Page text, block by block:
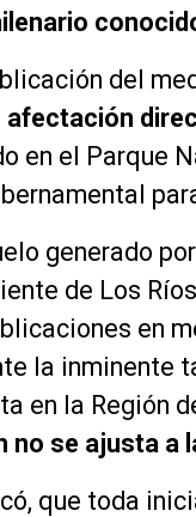
del
en el Parque
generado
de Los
en
la inminente
en la Región
no se ajusta a
que toda